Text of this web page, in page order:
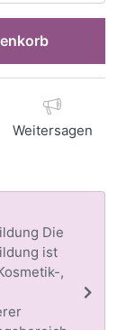
Weitersagen
Die
ist
,